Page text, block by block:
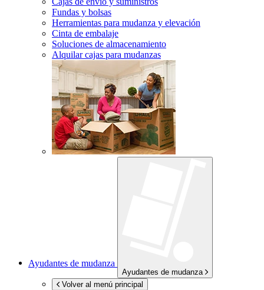
Fundas y bolsas
Herramientas para mudanza y elevación
Cinta de embalaje
Soluciones de almacenamiento
Alquilar cajas para mudanzas
Ayudantes de mudanza
Ayudantes de mudanza
Volver al menú principal